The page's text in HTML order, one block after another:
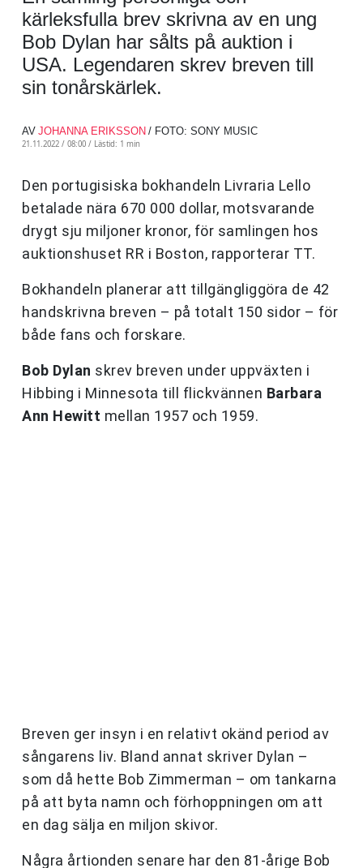
kärleksfulla brev skrivna av en ung
Bob Dylan har sålts på auktion i
USA. Legendaren skrev breven till
sin tonårskärlek.
AV JOHANNA ERIKSSON / FOTO: SONY MUSIC
21.11.2022 / 08:00 / Lästid: 1 min
Den portugisiska bokhandeln Livraria Lello
betalade nära 670 000 dollar, motsvarande
drygt sju miljoner kronor, för samlingen hos
auktionshuset RR i Boston, rapporterar TT.
Bokhandeln planerar att tillgängliggöra de 42
handskrivna breven – på totalt 150 sidor – för
både fans och forskare.
Bob Dylan skrev breven under uppväxten i
Hibbing i Minnesota till flickvännen Barbara
Ann Hewitt mellan 1957 och 1959.
Breven ger insyn i en relativt okänd period av
sångarens liv. Bland annat skriver Dylan –
som då hette Bob Zimmerman – om tankarna
på att byta namn och förhoppningen om att
en dag sälja en miljon skivor.
Några årtionden senare har den 81-årige Bob